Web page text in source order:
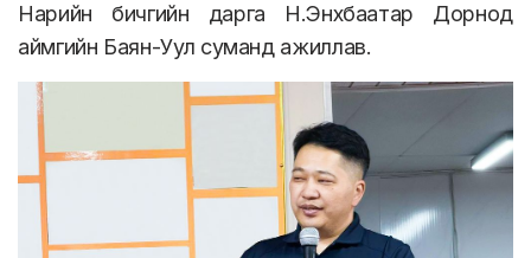
Нарийн бичгийн дарга Н.Энхбаатар Дорнод
аймгийн Баян-Уул суманд ажиллав.